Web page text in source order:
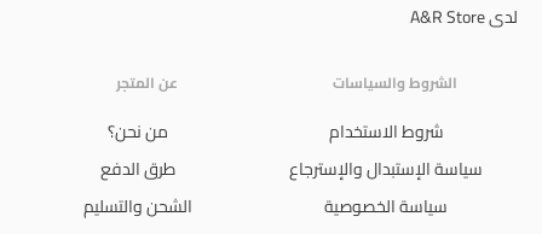
لدى A&R Store
الشروط والسياسات
شروط الاستخدام
سياسة الإستبدال والإسترجاع
سياسة الخصوصية
عن المتجر
من نحن؟
طرق الدفع
الشحن والتسليم